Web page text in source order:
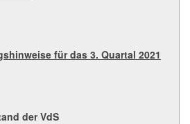
für das 3. Quartal 2021
der VdS